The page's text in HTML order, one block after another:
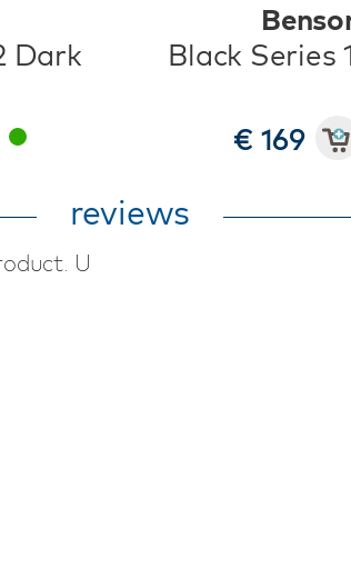
Dark
Black Series
€ 169
reviews
U